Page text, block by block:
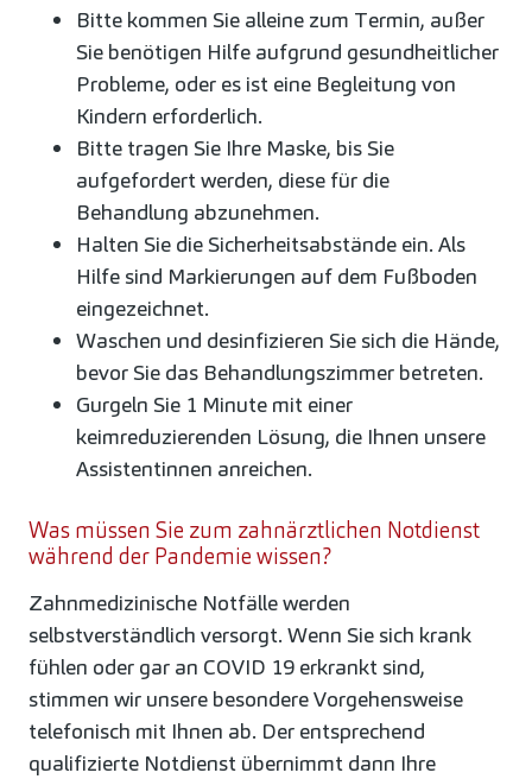
Bitte kommen Sie alleine zum Termin, außer
Sie benötigen Hilfe aufgrund gesundheitlicher
Probleme, oder es ist eine Begleitung von
Kindern erforderlich.
Bitte tragen Sie Ihre Maske, bis Sie
aufgefordert werden, diese für die
Behandlung abzunehmen.
Halten Sie die Sicherheitsabstände ein. Als
Hilfe sind Markierungen auf dem Fußboden
eingezeichnet.
Waschen und desinfizieren Sie sich die Hände,
bevor Sie das Behandlungszimmer betreten.
Gurgeln Sie 1 Minute mit einer
keimreduzierenden Lösung, die Ihnen unsere
Assistentinnen anreichen.
Was müssen Sie zum zahnärztlichen Notdienst
während der Pandemie wissen?
Zahnmedizinische Notfälle werden
selbstverständlich versorgt. Wenn Sie sich krank
fühlen oder gar an COVID 19 erkrankt sind,
stimmen wir unsere besondere Vorgehensweise
telefonisch mit Ihnen ab. Der entsprechend
qualifizierte Notdienst übernimmt dann Ihre